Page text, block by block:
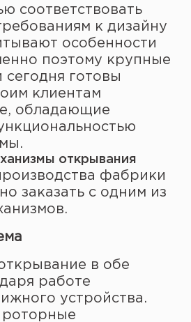
соответствовать
к дизайну
особенности
поэтому крупные
сегодня готовы
клиентам
обладающие
открывания
фабрики
заказать с одним из
в обе
работе
устройства.